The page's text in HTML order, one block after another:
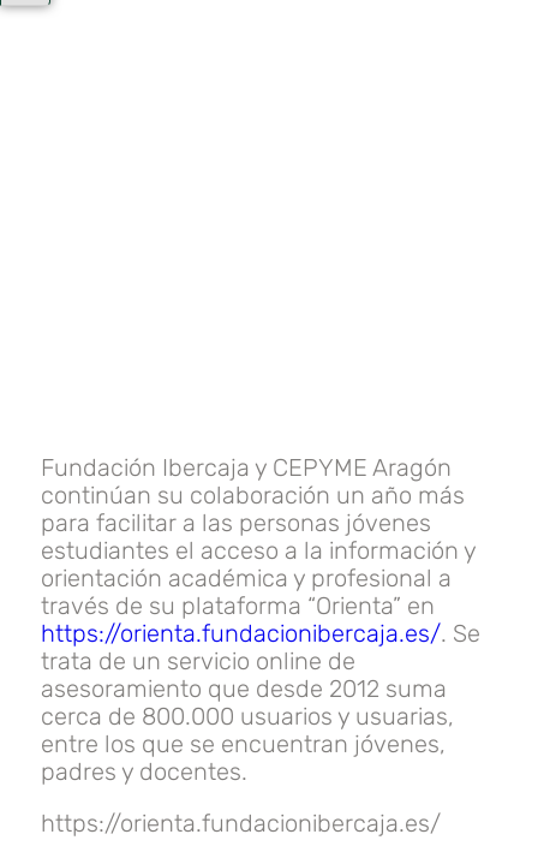
Fundación Ibercaja y CEPYME Aragón
continúan su colaboración un año más
para facilitar a las personas jóvenes
estudiantes el acceso a la información y
orientación académica y profesional a
través de su plataforma “Orienta” en
https://orienta.fundacionibercaja.es/. Se
trata de un servicio online de
asesoramiento que desde 2012 suma
cerca de 800.000 usuarios y usuarias,
entre los que se encuentran jóvenes,
padres y docentes.
https://orienta.fundacionibercaja.es/